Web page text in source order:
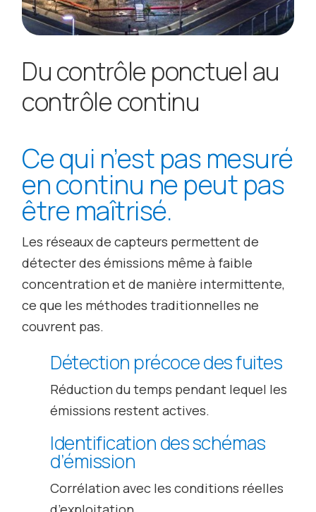
Du contrôle ponctuel au
contrôle continu
Ce qui n’est pas mesuré
en continu ne peut pas
être maîtrisé.
Les réseaux de capteurs permettent de
détecter des émissions même à faible
concentration et de manière intermittente,
ce que les méthodes traditionnelles ne
couvrent pas.
Détection précoce des fuites
Réduction du temps pendant lequel les
émissions restent actives.
Identification des schémas
d’émission
Corrélation avec les conditions réelles